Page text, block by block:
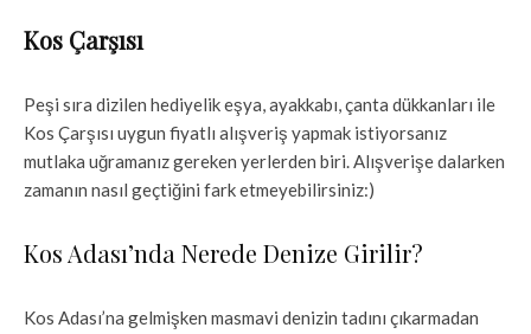
Kos Çarşısı
Peşi sıra dizilen hediyelik eşya, ayakkabı, çanta dükkanları ile
Kos Çarşısı uygun fiyatlı alışveriş yapmak istiyorsanız
mutlaka uğramanız gereken yerlerden biri. Alışverişe dalarken
zamanın nasıl geçtiğini fark etmeyebilirsiniz:)
Kos Adası’nda Nerede Denize Girilir?
Kos Adası’na gelmişken masmavi denizin tadını çıkarmadan